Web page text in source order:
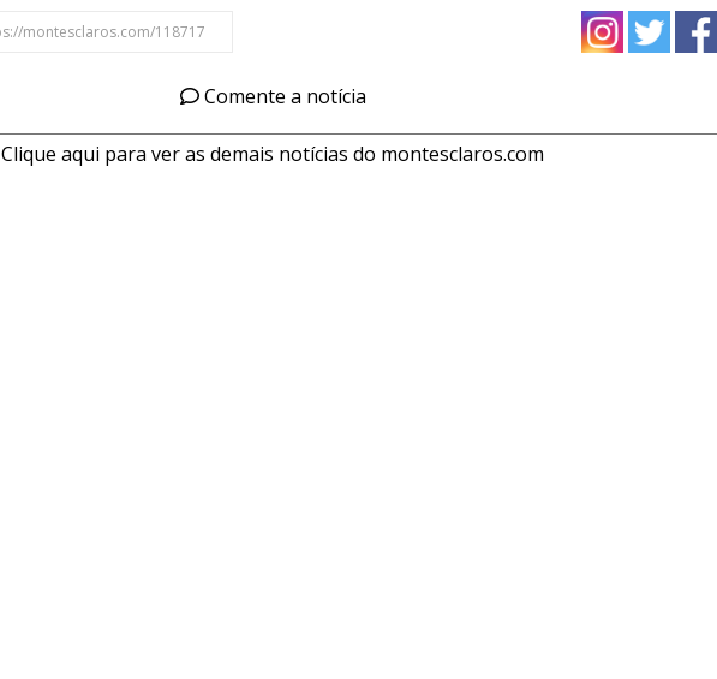
Comente a notícia
Clique aqui para ver as demais notícias do montesclaros.com